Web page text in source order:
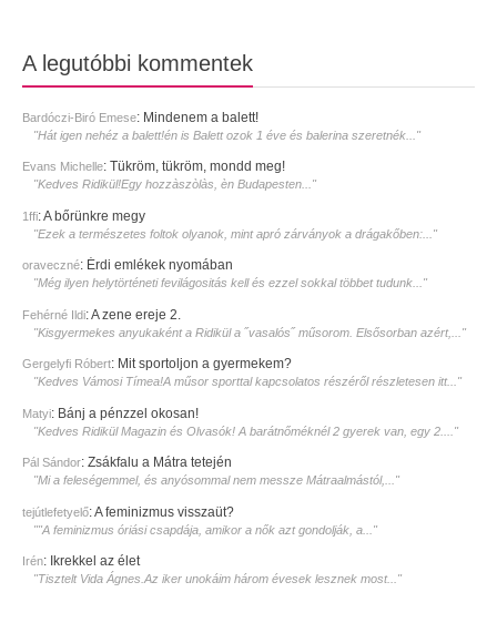
A legutóbbi kommentek
Bardóczi-Biró Emese: Mindenem a balett!
"Hát igen nehéz a balett!én is Balett ozok 1 éve és balerina szeretnék..."
Evans Michelle: Tükröm, tükröm, mondd meg!
"Kedves Ridikül!Egy hozzàszòlàs, èn Budapesten..."
1ffi:A bőrünkre megy
"Ezek a természetes foltok olyanok, mint apró zárványok a drágakőben:..."
oraveczné: Érdi emlékek nyomában
"Még ilyen helytörténeti fevilágositás kell és ezzel sokkal többet tudunk..."
Fehérné Ildi:A zene ereje 2.
"Kisgyermekes anyukaként a Ridikül a ˝vasalós˝ műsorom. Elsősorban azért,..."
Gergelyfi Róbert: Mit sportoljon a gyermekem?
"Kedves Vámosi Tímea!A műsor sporttal kapcsolatos részéről részletesen itt..."
Matyi: Bánj a pénzzel okosan!
"Kedves Ridikül Magazin és Olvasók! A barátnőméknél 2 gyerek van, egy 2...."
Pál Sándor: Zsákfalu a Mátra tetején
"Mi a feleségemmel, és anyósommal nem messze Mátraalmástól,..."
tejútlefetyelő:A feminizmus visszaüt?
""A feminizmus óriási csapdája, amikor a nők azt gondolják, a..."
Irén: Ikrekkel az élet
"Tisztelt Vida Ágnes.Az iker unokáim három évesek lesznek most..."